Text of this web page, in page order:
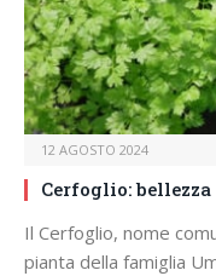
12 AGOSTO 2024
Cerfoglio:
Il Cerfoglio, nome
pianta della famiglia